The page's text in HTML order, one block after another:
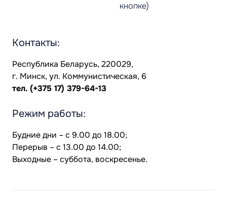
кнопке)
Контакты:
Республика Беларусь, 220029,
г. Минск, ул. Коммунистическая, 6
тел. (+375 17) 379-64-13
Режим работы:
Будние дни – с 9.00 до 18.00;
Перерыв – с 13.00 до 14.00;
Выходные – суббота, воскресенье.